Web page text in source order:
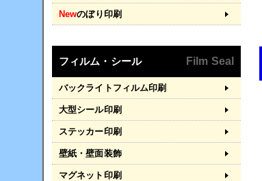
Newのぼり印刷
フィルム・シール Film Seal
バックライトフィルム印刷
大型シール印刷
ステッカー印刷
壁紙・壁面装飾
マグネット印刷